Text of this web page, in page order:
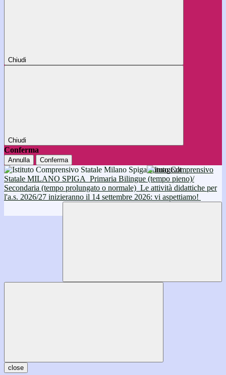
Chiudi
Chiudi
Conferma
Annulla Conferma
Istituto Comprensivo
Statale MILANO SPIGA Primaria Bilingue (tempo pieno)/
Secondaria (tempo prolungato o normale) Le attività didattiche per
l'a.s. 2026/27 inizieranno il 14 settembre 2026: vi aspettiamo!
close